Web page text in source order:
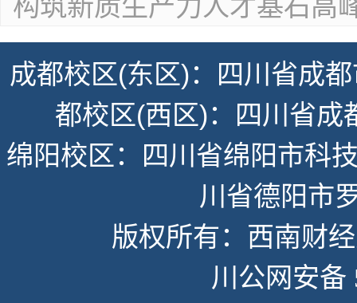
构筑新质生产力人才基石高
成都校区(东区)：四川省成
都校区(西区)：四川省成
绵阳校区：四川省绵阳市科
川省德阳市
版权所有：西南财
川公网安备